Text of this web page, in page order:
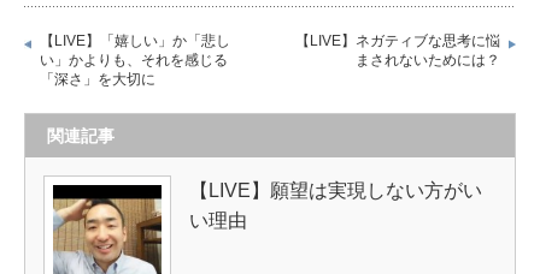
【LIVE】「嬉しい」か「悲し
い」かよりも、それを感じる
「深さ」を大切に
【LIVE】ネガティブな思考に悩
まされないためには？
関連記事
【LIVE】願望は実現しない方がい
い理由